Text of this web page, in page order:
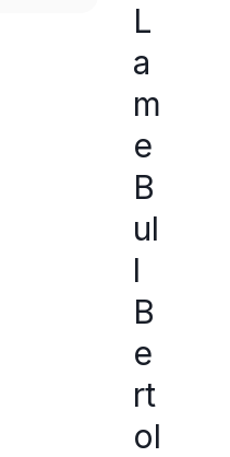
L
a
m
e
B
ul
l
B
e
rt
ol